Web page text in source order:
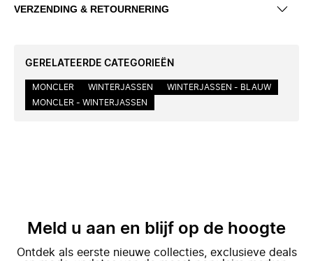
VERZENDING & RETOURNERING
GERELATEERDE CATEGORIEËN
MONCLER WINTERJASSEN
WINTERJASSEN - BLAUW
MONCLER - WINTERJASSEN
Meld u aan en blijf op de hoogte
Ontdek als eerste nieuwe collecties, exclusieve deals